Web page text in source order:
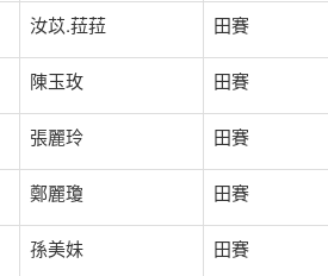
汝苡.菈菈 田賽
陳玉玫 田賽
張麗玲 田賽
鄭麗瓊 田賽
孫美妹 田賽